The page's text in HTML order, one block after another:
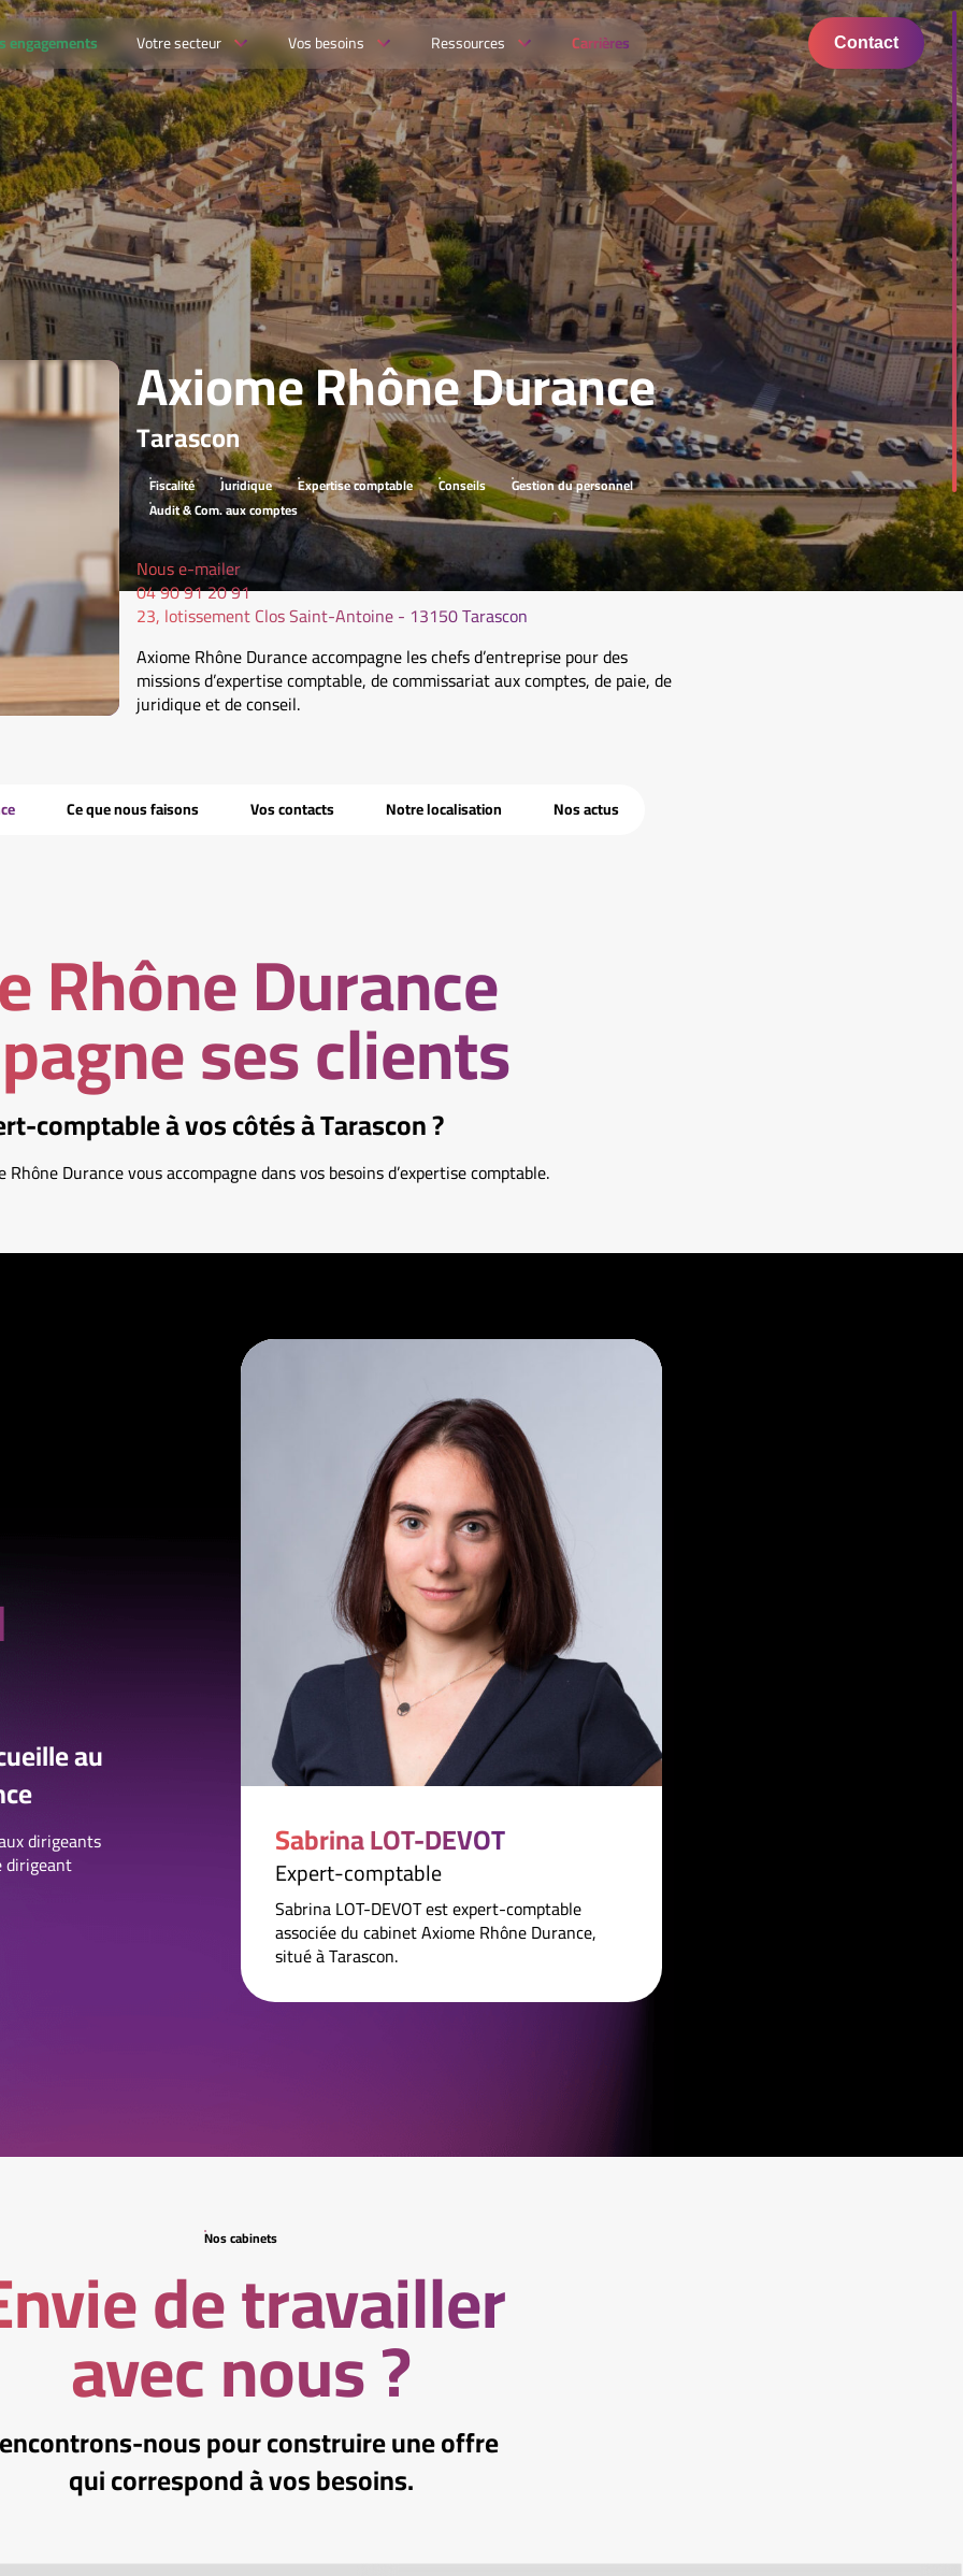
engagements Votre secteur Vos besoins Ressources Carrières Contact
Axiome Rhône Durance
Tarascon
Fiscalité Juridique Expertise comptable Conseils
Gestion du personnel
Audit & Com. aux comptes
Nous e-mailer
04 90 91 20 91
23, lotissement Clos Saint-Antoine - 13150 Tarascon
Axiome Rhône Durance accompagne les chefs d’entreprise pour des
missions d’expertise comptable, de commissariat aux comptes, de paie, de
juridique et de conseil.
Ce que nous faisons Vos contacts Notre localisation Nos actus
Rhône Durance
ses clients
comptable à vos côtés à Tarascon ?
Rhône Durance vous accompagne dans vos besoins d’expertise comptable.
au
dirigeants
dirigeant Sabrina LOT-DEVOT
Expert-comptable
Sabrina LOT-DEVOT est expert-comptable
associée du cabinet Axiome Rhône Durance,
situé à Tarascon.
Nos cabinets
de travailler
avec nous ?
nous pour construire une offre
qui correspond à vos besoins.